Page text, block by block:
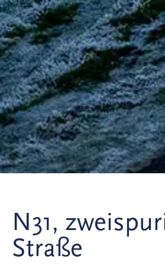
N31,
Straße